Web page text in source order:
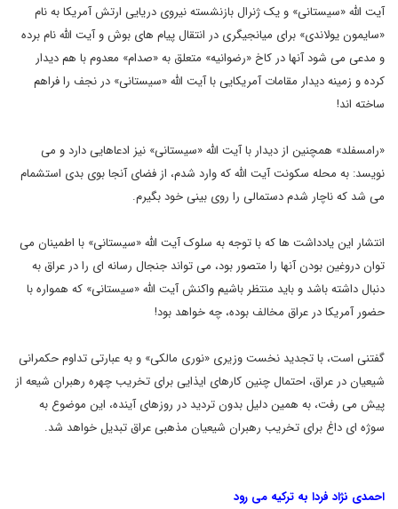
آیت الله «سیستانی» و يک ژنرال بازنشسته نيروى دريايى ارتش آمريکا به نام
«سايمون يولاندى» برای میانجیگری در انتقال پيام هاى بوش و آيت الله نام برده
و مدعی می شود آنها در کاخ «رضوانیه» متعلق به «صدام» معدوم با هم دیدار
کرده و زمینه دیدار مقامات آمریکایی با آیت الله «سیستانی» در نجف را فراهم
ساخته اند!
«رامسفلد» همچنین از ديدار با آيت الله «سيستانى» نيز ادعاهايى دارد و مى
نويسد: به محله سکونت آيت الله که وارد شدم، از فضاى آنجا بوى بدى استشمام
مى شد که ناچار شدم دستمالى را روى بينى خود بگيرم.
انتشار اين يادداشت ها که با توجه به سلوک آیت الله «سیستانی» با اطمینان می
توان دروغین بودن آنها را متصور بود، مى تواند جنجال رسانه ای را در عراق به
دنبال داشته باشد و بايد منتظر باشيم واکنش آيت الله «سيستانى» که همواره با
حضور آمريکا در عراق مخالف بوده، چه خواهد بود!
گفتنی است، با تجدید نخست وزیری «نوری مالکی» و به عبارتی تداوم حکمرانی
شیعیان در عراق، احتمال چنین کارهای ایذایی برای تخریب چهره رهبران شیعه از
پیش می رفت، به همین دلیل بدون تردید در روزهای آینده، این موضوع به
سوژه ای داغ برای تخریب رهبران شیعیان مذهبی عراق تبدیل خواهد شد.
احمدی نژاد فردا به ترکیه می رود